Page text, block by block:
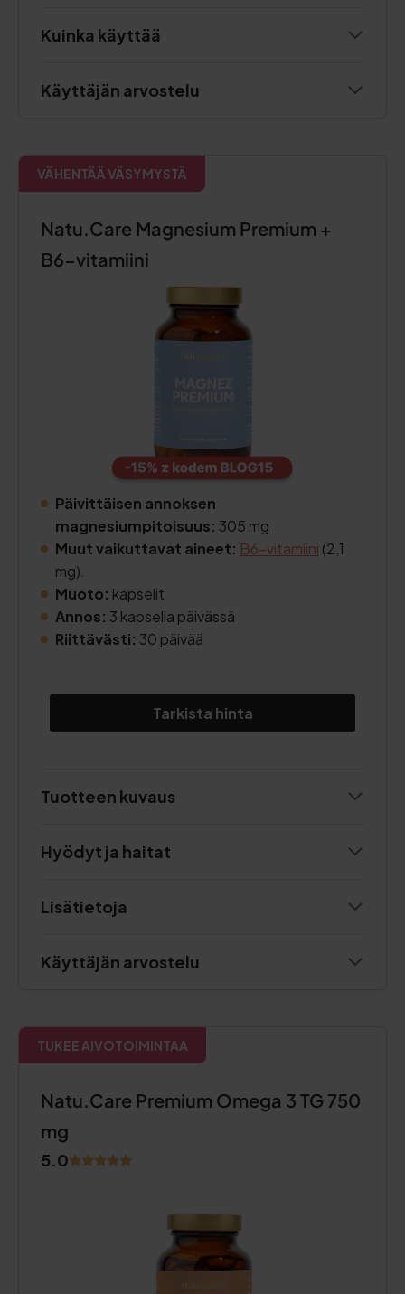
Kuinka käyttää
Käyttäjän arvostelu
VÄHENTÄÄ VÄSYMYSTÄ
Natu.Care Magnesium Premium +
B6-vitamiini
Päivittäisen annoksen
magnesiumpitoisuus: 305 mg
Muut vaikuttavat aineet: B6-vitamiini (2,1
mg).
Muoto: kapselit
Annos: 3 kapselia päivässä
Riittävästi: 30 päivää
Tarkista hinta
Tuotteen kuvaus
Hyödyt ja haitat
Lisätietoja
Käyttäjän arvostelu
TUKEE AIVOTOIMINTAA
Natu.Care Premium Omega 3 TG 750
mg
5.0